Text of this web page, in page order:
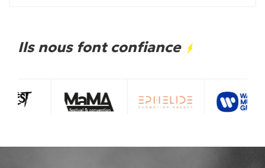
Ils nous font confiance